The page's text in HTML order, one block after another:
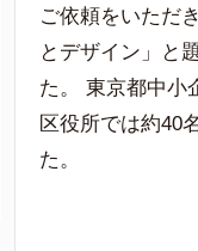
ご依頼をいただ
とデザイン」と
た。 東京都中小
区役所では約40
た。